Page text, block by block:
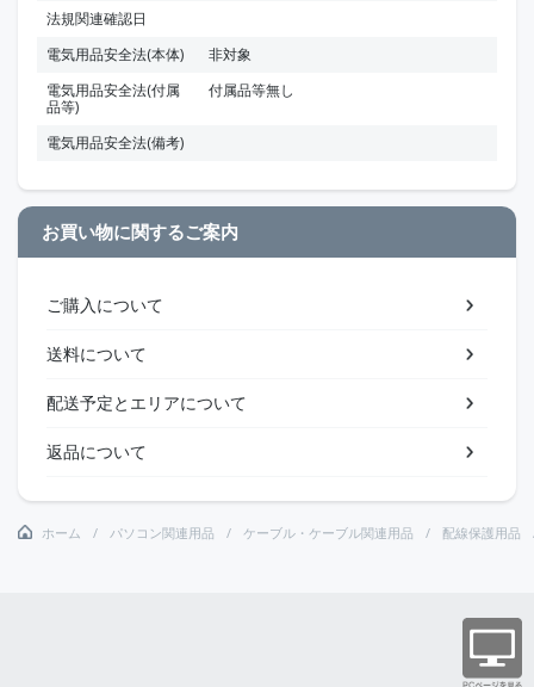
法規関連確認日
電気用品安全法(本体)
非対象
電気用品安全法(付属
品等)
付属品等無し
電気用品安全法(備考)
お買い物に関するご案内
ご購入について
送料について
配送予定とエリアについて
返品について
ホーム パソコン関連用品 ケーブル・ケーブル関連用品 配線保護用品